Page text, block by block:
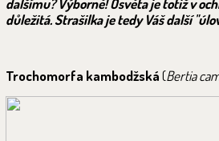
dalšímu? Výborně! Osvěta je totiž v
důležitá. Strašilka je tedy Váš další
Trochomorfa kambodžská(Bertia